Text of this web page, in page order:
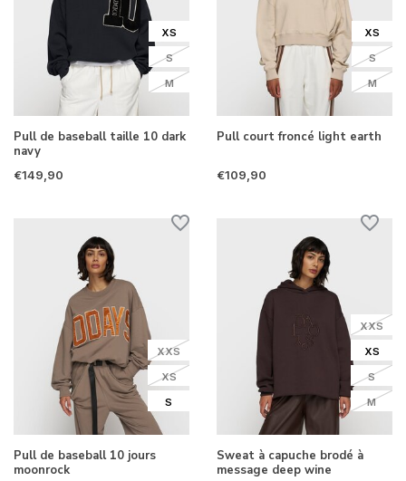
XS
S
M
Pull de baseball taille 10 dark
navy
€149,90
XS
S
M
Pull court froncé light earth
€109,90
XXS
XS
S
Pull de baseball 10 jours
moonrock
XXS
XS
S
M
Sweat à capuche brodé à
message deep wine